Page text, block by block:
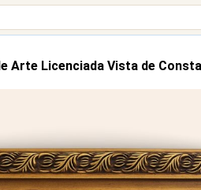
Arte Licenciada Vista de